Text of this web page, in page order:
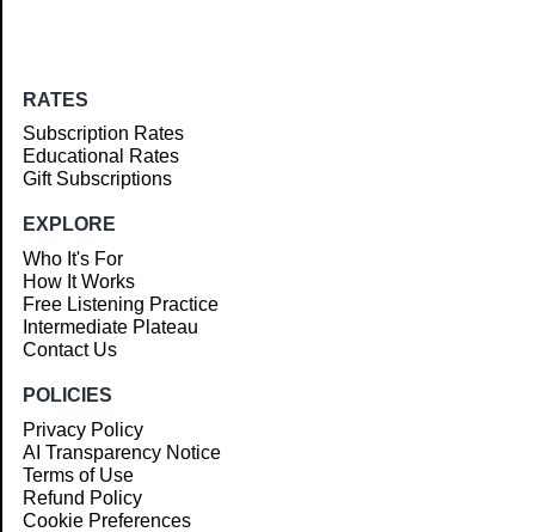
RATES
Subscription Rates
Educational Rates
Gift Subscriptions
EXPLORE
Who It's For
How It Works
Free Listening Practice
Intermediate Plateau
Contact Us
POLICIES
Privacy Policy
AI Transparency Notice
Terms of Use
Refund Policy
Cookie Preferences